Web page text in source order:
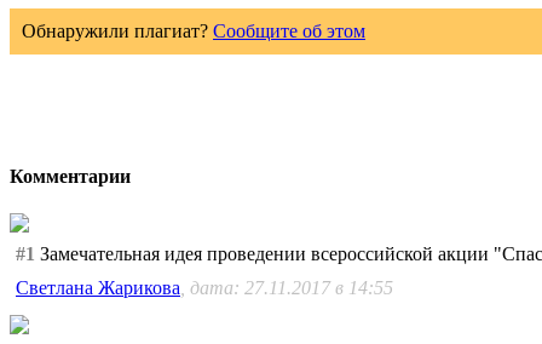
Обнаружили плагиат? Сообщите об этом
Комментарии
#1 Замечательная идея проведении всероссийской акции
Светлана Жарикова , дата: 27.11.2017 в 14:55